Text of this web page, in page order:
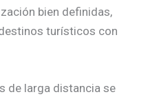
bien definidas,
turísticos con
de larga distancia se